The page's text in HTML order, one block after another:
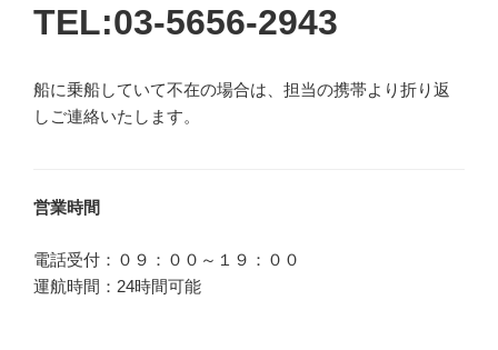
TEL:03-5656-2943
船に乗船していて不在の場合は、担当の携帯より折り返
しご連絡いたします。
営業時間
電話受付：０９：００～１９：００
運航時間：24時間可能